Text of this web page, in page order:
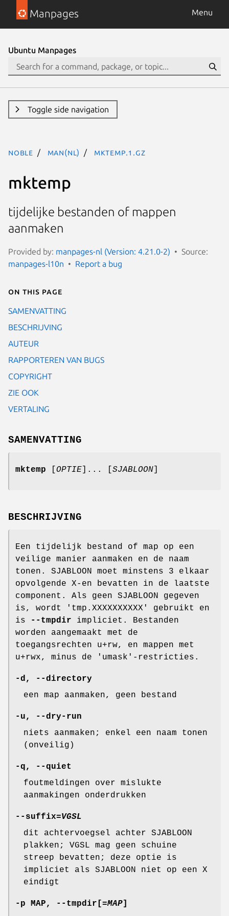
Manpages Menu
Ubuntu Manpages
Toggle side navigation
noble man(nl) mktemp.1.gz
mktemp
tijdelijke bestanden of mappen
aanmaken
Provided by: manpages-nl (Version: 4.21.0-2)
Source:
manpages-l10n
Report a bug
On this page
SAMENVATTING
BESCHRIJVING
AUTEUR
RAPPORTEREN VAN BUGS
COPYRIGHT
ZIE OOK
VERTALING
SAMENVATTING
mktemp OPTIE ]... [ SJABLOON
BESCHRIJVING
Een tijdelijk bestand of map op een
veilige manier aanmaken en de naam
tonen. SJABLOON moet minstens 3 elkaar
opvolgende X-en bevatten in de laatste
component. Als geen SJABLOON gegeven
is, wordt 'tmp.XXXXXXXXXX' gebruikt en
is
--tmpdir impliciet. Bestanden
worden aangemaakt met de
toegangsrechten u+rw, en mappen met
u+rwx, minus de 'umask'-restricties.
-d ,
--directory
een map aanmaken, geen bestand
-u ,
--dry-run
niets aanmaken; enkel een naam tonen
(onveilig)
-q ,
--quiet
foutmeldingen over mislukte
aanmakingen onderdrukken
--suffix=VGSL
dit achtervoegsel achter SJABLOON
plakken; VGSL mag geen schuine
streep bevatten; deze optie is
impliciet als SJABLOON niet op een X
eindigt
-p MAP, --tmpdir [=MAP]